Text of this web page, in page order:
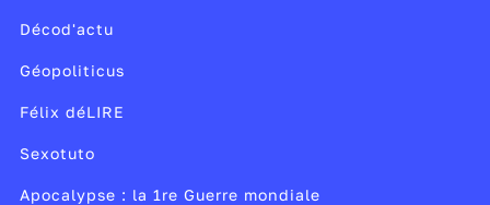
ce qui concerne le choix des études supérieures et
leursvœux sur Parcoursup
Décod'actu
Géopoliticus
Félix déLIRE
Sexotuto
Apocalypse : la 1re Guerre mondiale